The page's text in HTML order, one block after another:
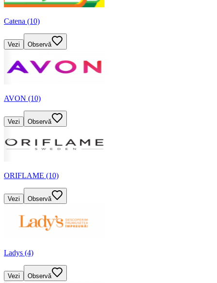
Catena (10)
Vezi Observă
AVON (10)
Vezi Observă
ORIFLAME (10)
Vezi Observă
Ladys (4)
Vezi Observă